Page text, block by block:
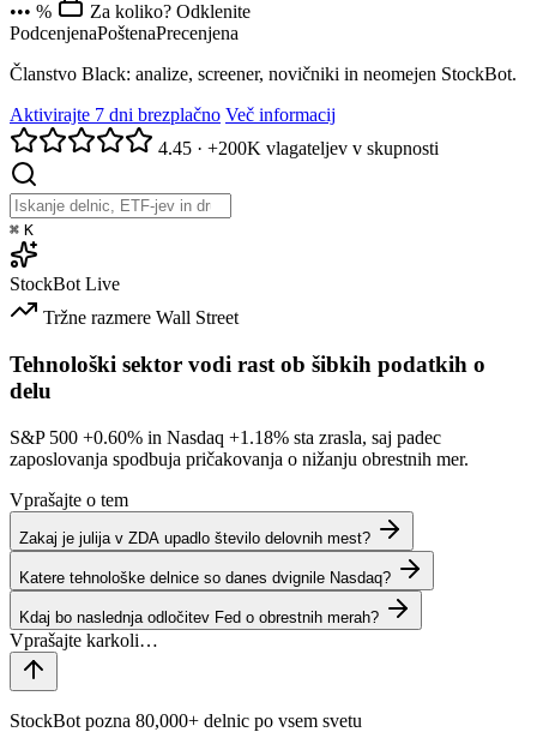
••• %
Za koliko? Odklenite
PodcenjenaPoštenaPrecenjena
Članstvo Black: analize, screener, novičniki in neomejen StockBot.
Aktivirajte 7 dni brezplačno Več informacij
4.45 · +200K vlagateljev v skupnosti
⌘ K
StockBot Live
Tržne razmere Wall Street
Tehnološki sektor vodi rast ob šibkih podatkih o
delu
S&P 500 +0.60% in Nasdaq +1.18% sta zrasla, saj padec
zaposlovanja spodbuja pričakovanja o nižanju obrestnih mer.
Vprašajte o tem
Zakaj je julija v ZDA upadlo število delovnih mest?
Katere tehnološke delnice so danes dvignile Nasdaq?
Kdaj bo naslednja odločitev Fed o obrestnih merah?
StockBot pozna 80,000+ delnic po vsem svetu